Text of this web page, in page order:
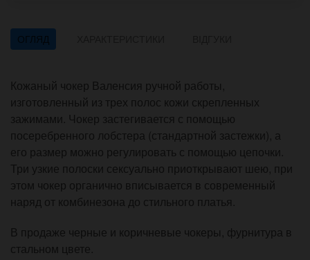
ОГЛЯД
Кожаный чокер Валенсия ручной работы,
изготовленный из трех полос кожи скрепленных
зажимами. Чокер застегивается с помощью
посеребренного лобстера (стандартной застежки), а
его размер можно регулировать с помощью цепочки.
Три узкие полоски сексуально приоткрывают шею, при
этом чокер органично вписывается в современный
наряд от комбинезона до стильного платья.
В продаже черные и коричневые чокеры, фурнитура в
стальном цвете.